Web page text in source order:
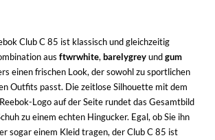
Club C 85 ist klassisch und gleichzeitig
aus ftwrwhite, barelygreyundgum
einen frischen Look, der sowohl zu sportlichen
Outfits passt. Die zeitlose Silhouette mit dem
Logo auf der Seite rundet das Gesamtbild
zu einem echten Hingucker. Egal, ob Sie ihn
sogar einem Kleid tragen, der Club C 85 ist